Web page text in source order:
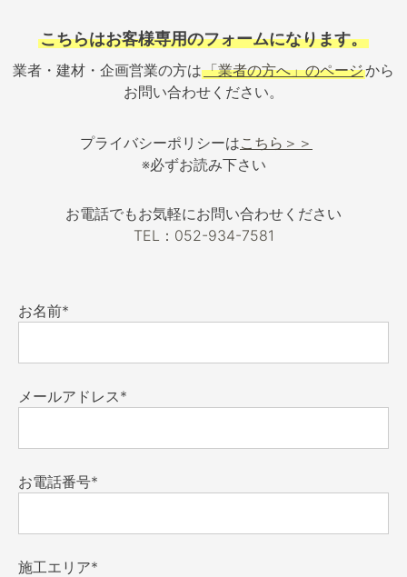
こちらはお客様専用のフォームになります。
業者・建材・企画営業の方は「業者の方へ」のページから
お問い合わせください。
プライバシーポリシーはこちら＞＞
※必ずお読み下さい
お電話でもお気軽にお問い合わせください
TEL：052-934-7581
お名前*
メールアドレス*
お電話番号*
施工エリア*